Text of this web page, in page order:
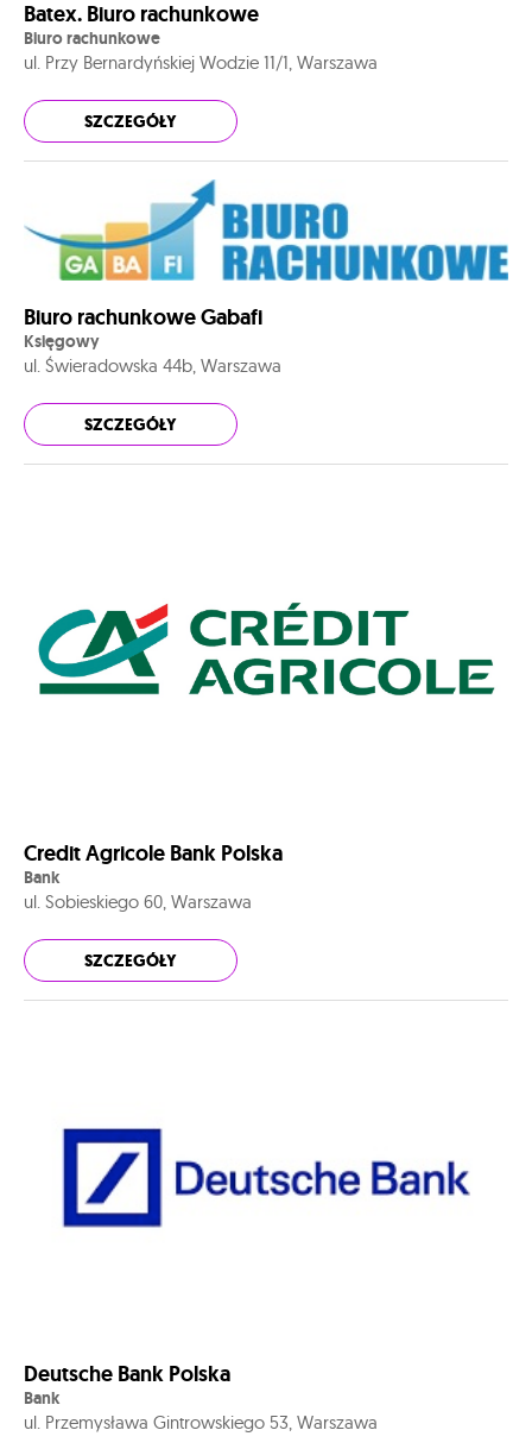
Batex. Biuro rachunkowe
Biuro rachunkowe
ul. Przy Bernardyńskiej Wodzie 11/1, Warszawa
SZCZEGÓŁY
Biuro rachunkowe Gabafi
Księgowy
ul. Świeradowska 44b, Warszawa
SZCZEGÓŁY
Credit Agricole Bank Polska
Bank
ul. Sobieskiego 60, Warszawa
SZCZEGÓŁY
Deutsche Bank Polska
Bank
ul. Przemysława Gintrowskiego 53, Warszawa